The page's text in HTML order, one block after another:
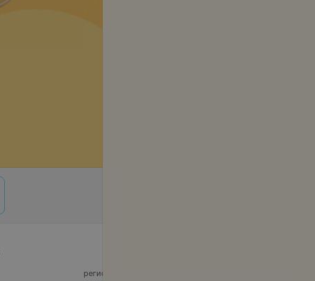
регистрирующий орган - Минский горисполком